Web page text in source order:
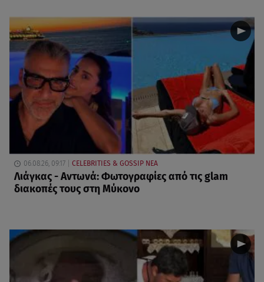
06.08.26, 09:17 CELEBRITIES & GOSSIP ΝΕΑ
Λιάγκας - Αντωνά: Φωτογραφίες από τις glam
διακοπές τους στη Μύκονο